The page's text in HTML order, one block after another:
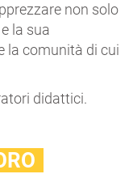
non solo
la sua
la comunità di cui
didattici.